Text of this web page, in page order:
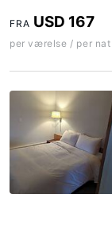
FRA USD 167
per værelse / per nat